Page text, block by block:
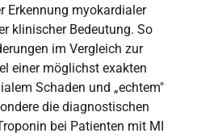
Erkennung myokardialer
klinischer Bedeutung. So
im Vergleich zur
einer möglichst exakten
Schaden und „echtem"
die diagnostischen
bei Patienten mit MI